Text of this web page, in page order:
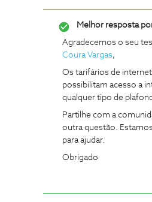
Melhor resposta
Agradecemos o seu
Coura Vargas,
Os tarifários de
possibilitam acesso a
qualquer tipo de
Partilhe com a
outra questão.
para ajudar.
Obrigado